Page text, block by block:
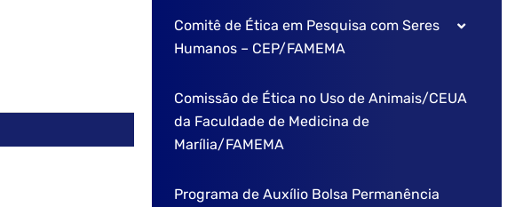
Cronograma
Contato do PIBIC-EM
Regulamento Interno – PIC FAMEMA
Diretrizes para Cadastro
Comitê de Ética em Pesquisa com Seres
Humanos – CEP/FAMEMA
Portaria dos Membros
Comissão de Ética no Uso de Animais/CEUA
da Faculdade de Medicina de
Marília/FAMEMA
Programa de Auxílio Bolsa Permanência